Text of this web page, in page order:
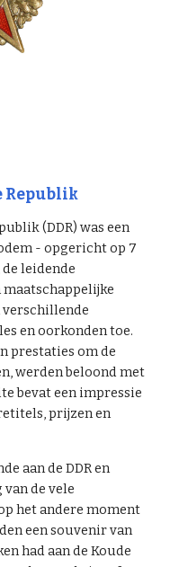
Republik
(DDR) was een
- opgericht op 7
de leidende
verschillende
en oorkonden toe.
prestaties om de
werden beloond met
bevat een impressie
prijzen en
aan de DDR en
de vele
het andere moment
een souvenir van
had aan de Koude